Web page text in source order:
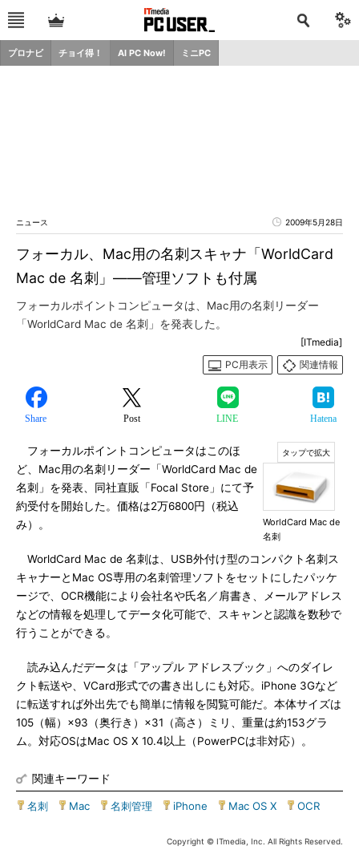
プロナビ チョイ得！ AI PC Now! ミニPC
ニュース 2009年5月28日
フォーカル、Mac用の名刺スキャナ「WorldCard
Mac de 名刺」――管理ソフトも付属
フォーカルポイントコンピュータは、Mac用の名刺リーダー
「WorldCard Mac de 名刺」を発表した。
[ITmedia]
PC用表示
関連情報
Share Post LINE Hatena
WorldCard Mac de
名刺
フォーカルポイントコンピュータはこのほ
ど、Mac用の名刺リーダー「WorldCard Mac de
名刺」を発表、同社直販「Focal Store」にて予
約受付を開始した。価格は2万6800円（税込
み）。
WorldCard Mac de 名刺は、USB外付け型のコンパクト名刺ス
キャナーとMac OS専用の名刺管理ソフトをセットにしたパッケ
ージで、OCR機能により会社名や氏名／肩書き、メールアドレス
などの情報を処理してデータ化可能で、スキャンと認識を数秒で
行うことができる。
読み込んだデータは「アップル アドレスブック」へのダイレ
クト転送や、VCard形式での書き出しにも対応。iPhone 3Gなど
に転送すれば外出先でも簡単に情報を閲覧可能だ。本体サイズは
105（幅）×93（奥行き）×31（高さ）ミリ、重量は約153グラ
ム。対応OSはMac OS X 10.4以上（PowerPCは非対応）。
関連キーワード
名刺 Mac 名刺管理 iPhone Mac OS X OCR
Copyright © ITmedia, Inc. All Rights Reserved.